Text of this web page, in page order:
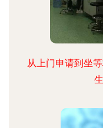
从上门申请到坐